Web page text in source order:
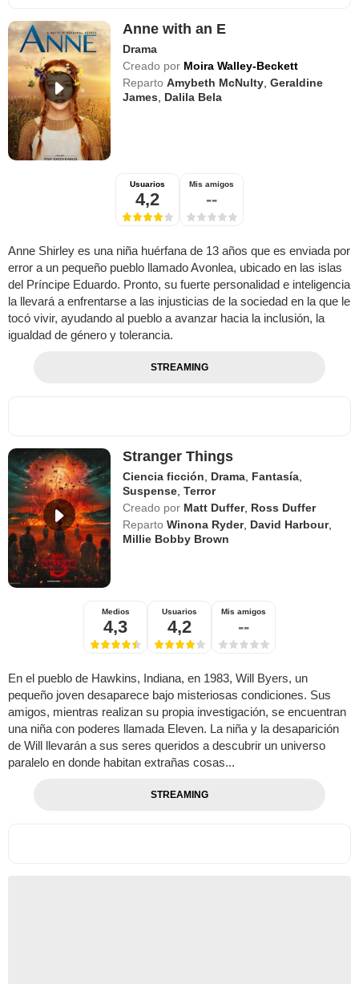
Anne with an E
Drama
Creado por Moira Walley-Beckett
Reparto Amybeth McNulty ,Geraldine
James
Dalila Bela
Usuarios
4,2
Mis amigos
--
Anne Shirley es una niña huérfana de 13 años que es enviada por
error a un pequeño pueblo llamado Avonlea, ubicado en las islas
del Príncipe Eduardo. Pronto, su fuerte personalidad e inteligencia
la llevará a enfrentarse a las injusticias de la sociedad en la que le
tocó vivir, ayudando al pueblo a avanzar hacia la inclusión, la
igualdad de género y tolerancia.
STREAMING
Stranger Things
Ciencia ficción Drama Fantasía
Suspense ,Terror
Creado por Matt Duffer, Ross Duffer
Reparto Winona Ryder, David Harbour,
Millie Bobby Brown
Medios
4,3
Usuarios
4,2
Mis amigos
--
En el pueblo de Hawkins, Indiana, en 1983, Will Byers, un
pequeño joven desaparece bajo misteriosas condiciones. Sus
amigos, mientras realizan su propia investigación, se encuentran
una niña con poderes llamada Eleven. La niña y la desaparición
de Will llevarán a sus seres queridos a descubrir un universo
paralelo en donde habitan extrañas cosas...
STREAMING